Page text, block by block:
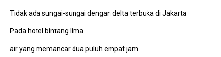
Tidak ada sungai-sungai dengan delta terbuka di Jakarta
Pada hotel bintang lima
air yang memancar dua puluh empat jam